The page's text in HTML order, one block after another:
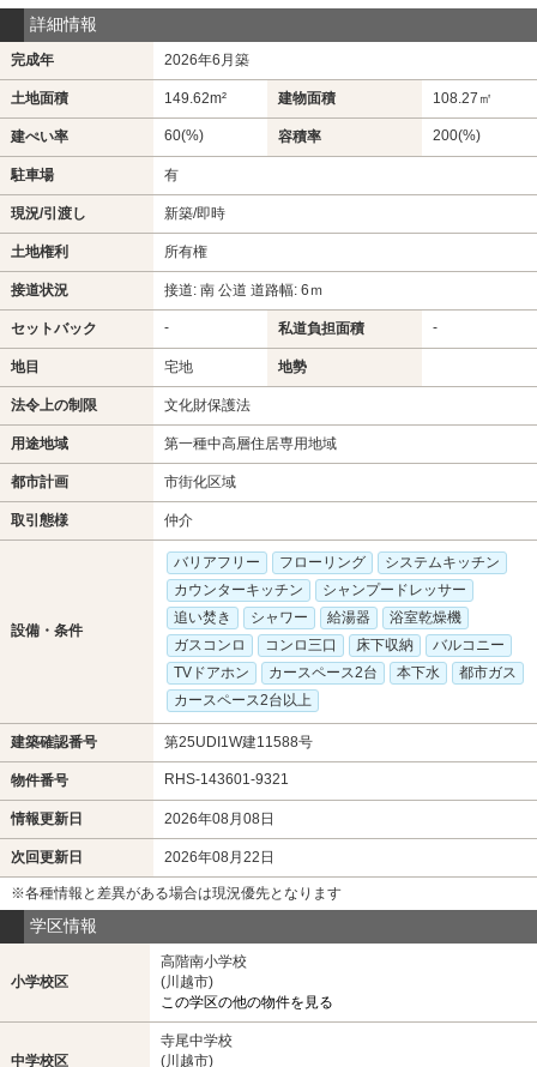
詳細情報
完成年 2026年6月築
土地面積 149.62m² 建物面積 108.27㎡
建ぺい率 60(%) 容積率 200(%)
駐車場 有
現況/引渡し 新築/即時
土地権利 所有権
接道状況 接道: 南 公道 道路幅: 6ｍ
セットバック - 私道負担面積 -
地目 宅地 地勢
法令上の制限 文化財保護法
用途地域 第一種中高層住居専用地域
都市計画 市街化区域
取引態様 仲介
設備・条件
バリアフリー フローリング
システムキッチン
カウンターキッチン
シャンプードレッサー
追い焚き
シャワー 給湯器
浴室乾燥機
ガスコンロ
コンロ三口 床下収納
バルコニー
TVドアホン
カースペース2台 本下水
都市ガス
カースペース2台以上
建築確認番号 第25UDI1W建11588号
物件番号 RHS-143601-9321
情報更新日 2026年08月08日
次回更新日 2026年08月22日
※各種情報と差異がある場合は現況優先となります
学区情報
小学校区
高階南小学校
(川越市)
この学区の他の物件を見る
中学校区
寺尾中学校
(川越市)